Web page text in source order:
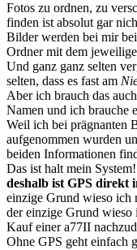
Fotos zu ordnen, zu
finden ist absolut gar
Bilder werden bei mir
Ordner mit dem
Und ganz ganz selten
selten, dass es fast am
Aber ich brauch das
Namen und ich brauche
Weil ich bei prägnanten
aufgenommen wurden
beiden Informationen
Das ist halt mein
deshalb ist GPS direkt
einzige Grund wieso ich
der einzige Grund wieso
Kauf einer a77II
Ohne GPS geht einfach